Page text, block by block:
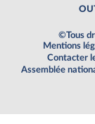
©Tous
Mentions
Contacter
Assemblée